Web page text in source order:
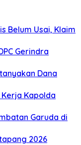
Belum Usai, Klaim
Gerindra
Dana
Kapolda
Garuda di
2026